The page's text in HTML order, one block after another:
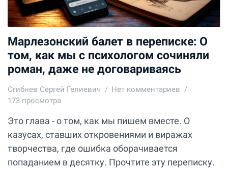
Марлезонский балет в переписке: О
том, как мы с психологом сочиняли
роман, даже не договариваясь
Сгибнев Сергей Гелиевич
Нет комментариев
173 просмотра
Это глава - о том, как мы пишем вместе. О
казусах, ставших откровениями и виражах
творчества, где ошибка оборачивается
попаданием в десятку. Прочтите эту переписку.